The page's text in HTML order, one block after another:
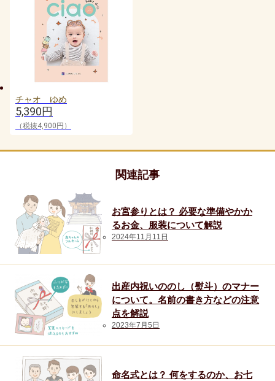
チャオ ゆめ
5,390円
（税抜4,900円）
関連記事
お宮参りとは？ 必要な準備やかか
るお金、服装について解説
2024年11月11日
出産内祝いののし（熨斗）のマナー
について。名前の書き方などの注意
点を解説
2023年7月5日
命名式とは？ 何をするのか、お七